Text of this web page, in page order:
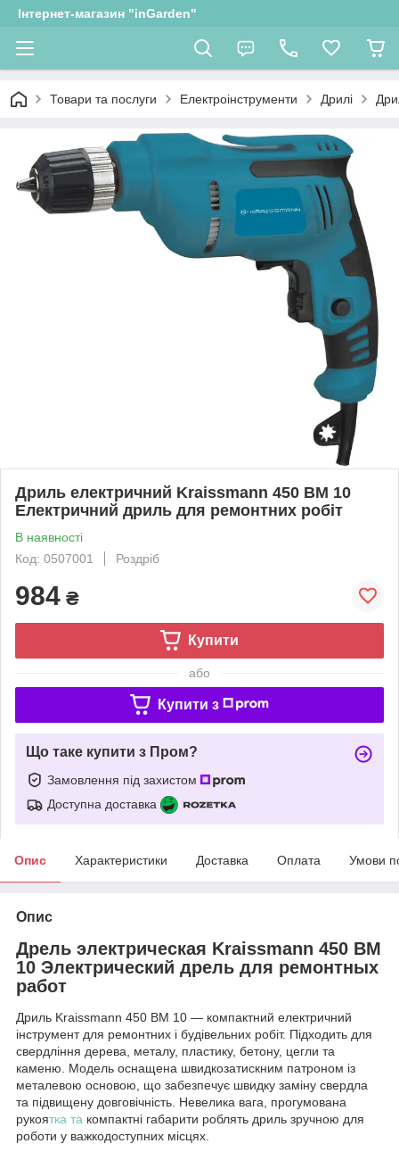
Інтернет-магазин "inGarden"
Товари та послуги Електроінструменти Дрилі
Дриль електричний Kraissmann 450 BM 10
Електричний дриль для ремонтних робіт
В наявності
Код: 0507001
Роздріб
984 ₴
Купити
або
Купити з
Що таке купити з Пром?
Замовлення під захистом
Доступна доставка
Опис Характеристики Доставка Оплата Умови
Опис
Дрель электрическая Kraissmann 450 BM
10 Электрический дрель для ремонтных
работ
Дриль Kraissmann 450 BM 10 — компактний електричний
інструмент для ремонтних і будівельних робіт. Підходить для
свердління дерева, металу, пластику, бетону, цегли та
каменю. Модель оснащена швидкозатискним патроном із
металевою основою, що забезпечує швидку заміну свердла
та підвищену довговічність. Невелика вага, прогумована
рукоятка та компактні габарити роблять дриль зручною для
роботи у важкодоступних місцях.